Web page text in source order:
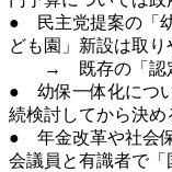
● 民主党提案の「
ども園」新設は取り
→ 既存の「認定
● 幼保一体化につ
続検討してから決め
● 年金改革や社会
会議員と有識者で「